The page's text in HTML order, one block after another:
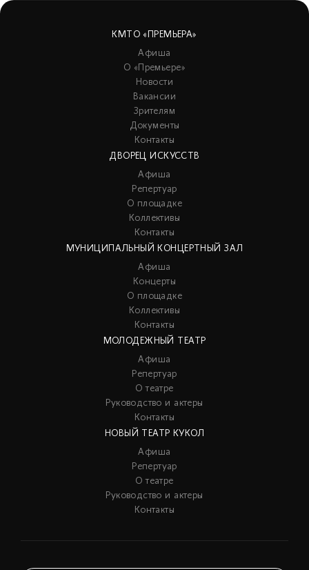
КМТО «ПРЕМЬЕРА»
Афиша
О «Премьере»
Новости
Вакансии
Зрителям
Документы
Контакты
ДВОРЕЦ ИСКУССТВ
Афиша
Репертуар
О площадке
Коллективы
Контакты
МУНИЦИПАЛЬНЫЙ КОНЦЕРТНЫЙ ЗАЛ
Афиша
Концерты
О площадке
Коллективы
Контакты
МОЛОДЕЖНЫЙ ТЕАТР
Афиша
Репертуар
О театре
Руководство и актеры
Контакты
НОВЫЙ ТЕАТР КУКОЛ
Афиша
Репертуар
О театре
Руководство и актеры
Контакты